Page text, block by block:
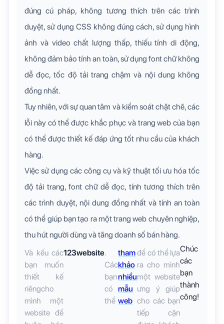
đúng cú pháp, không tương thích trên các trình
duyệt, sử dụng CSS không đúng cách, sử dụng hình
ảnh và video chất lượng thấp, thiếu tính di động,
không đảm bảo tính an toàn, sử dụng font chữ không
dễ đọc, tốc độ tải trang chậm và nội dung không
đồng nhất.
Tuy nhiên, với sự quan tâm và kiểm soát chặt chẽ, các
lỗi này có thể được khắc phục và trang web của bạn
có thể được thiết kế đáp ứng tốt nhu cầu của khách
hàng.
Việc sử dụng các công cụ và kỹ thuật tối ưu hóa tốc
độ tải trang, font chữ dễ đọc, tính tương thích trên
các trình duyệt, nội dung đồng nhất và tính an toàn
có thể giúp bạn tạo ra một trang web chuyên nghiệp,
thu hút người dùng và tăng doanh số bán hàng.
Và kếu các
bạn muốn
thiết kế
riêngcho
mình một
website để
123website.
Các
bạn
có
thể
tham
khảo
nhiều
mẫu
web
để có thể lựa
ra cho mình
một website
ưng ý giúp
cho các bạn
tiếp cận
Chúc
các
bạn
thành
công!